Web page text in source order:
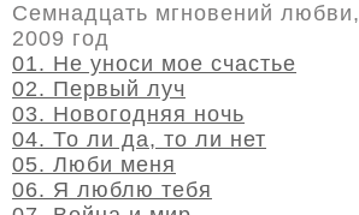
Семнадцать мгновений любви,
2009 год
01. Не уноси мое счастье
02. Первый луч
03. Новогодняя ночь
04. То ли да, то ли нет
05. Люби меня
06. Я люблю тебя